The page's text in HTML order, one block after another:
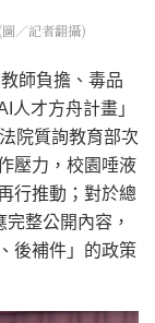
／記者翻攝)
師負擔、毒品
人才方舟計畫」
院質詢教育部次
壓力，校園唾液
行推動；對於總
整公開內容，
後補件」的政策